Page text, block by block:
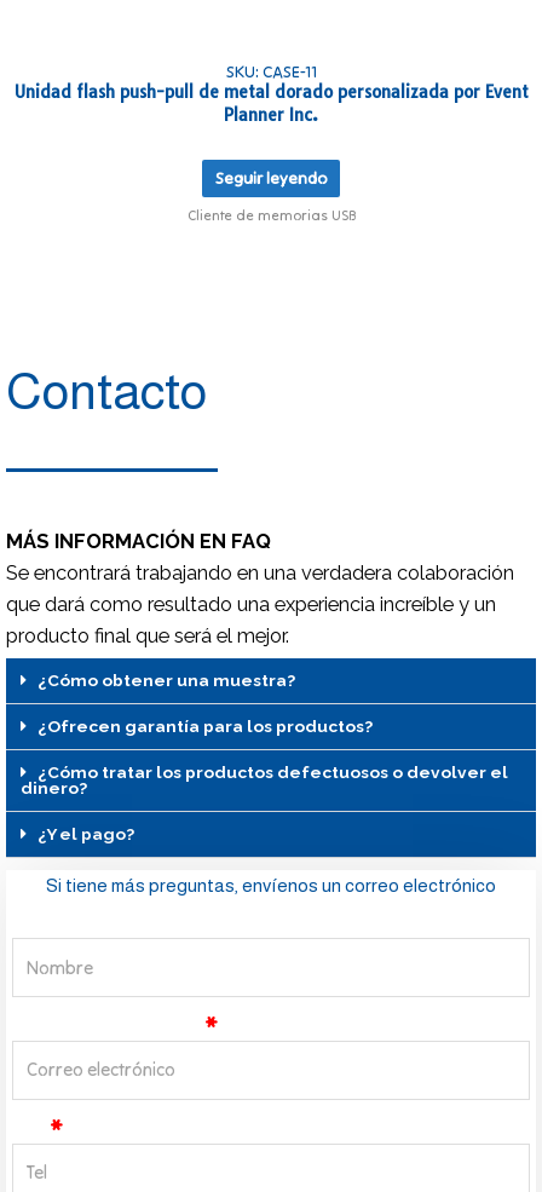
SKU: CASE-11
Unidad flash push-pull de metal dorado personalizada por Event
Planner Inc.
Seguir leyendo
Cliente de memorias USB
Contacto
MÁS INFORMACIÓN EN FAQ
Se encontrará trabajando en una verdadera colaboración
que dará como resultado una experiencia increíble y un
producto final que será el mejor.
¿Cómo obtener una muestra?
¿Ofrecen garantía para los productos?
¿Cómo tratar los productos defectuosos o devolver el
dinero?
¿Y el pago?
Si tiene más preguntas, envíenos un correo electrónico